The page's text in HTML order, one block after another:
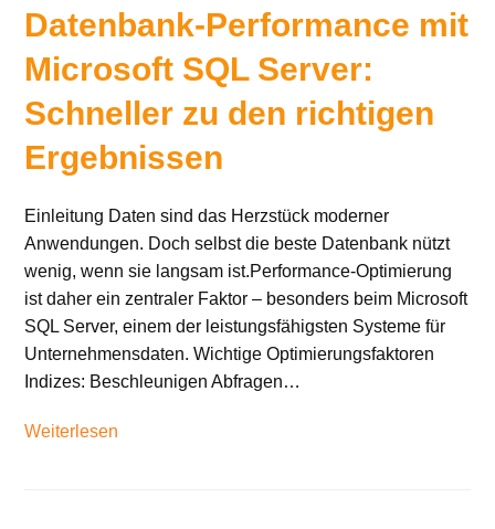
Datenbank-Performance mit
Microsoft SQL Server:
Schneller zu den richtigen
Ergebnissen
Einleitung Daten sind das Herzstück moderner
Anwendungen. Doch selbst die beste Datenbank nützt
wenig, wenn sie langsam ist.Performance-Optimierung
ist daher ein zentraler Faktor – besonders beim Microsoft
SQL Server, einem der leistungsfähigsten Systeme für
Unternehmensdaten. Wichtige Optimierungsfaktoren
Indizes: Beschleunigen Abfragen…
Weiterlesen